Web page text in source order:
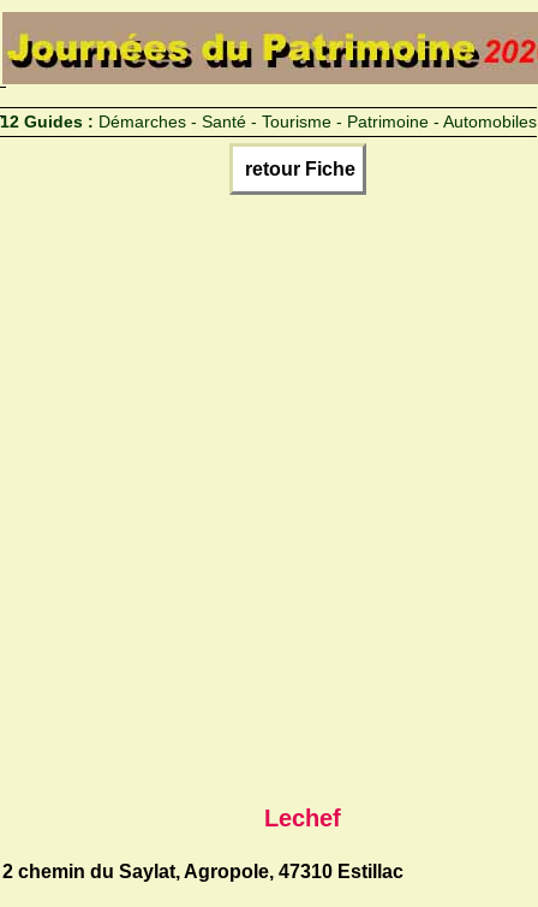
12 Guides : Démarches - Santé - Tourisme - Patrimoine - Automobiles
retour Fiche
Lechef
2 chemin du Saylat, Agropole, 47310 Estillac